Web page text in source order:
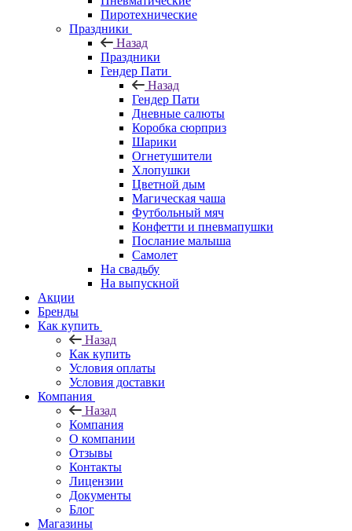
Пиротехнические
Праздники
Назад
Праздники
Гендер Пати
Назад
Гендер Пати
Дневные салюты
Коробка сюрприз
Шарики
Огнетушители
Хлопушки
Цветной дым
Магическая чаша
Футбольный мяч
Конфетти и пневмапушки
Послание малыша
Самолет
На свадьбу
На выпускной
Акции
Бренды
Как купить
Назад
Как купить
Условия оплаты
Условия доставки
Компания
Назад
Компания
О компании
Отзывы
Контакты
Лицензии
Документы
Блог
Магазины